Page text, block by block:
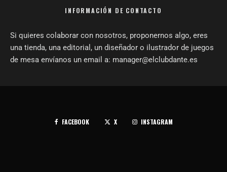
INFORMACIÓN DE CONTACTO
Si quieres colaborar con nosotros, proponernos algo, eres
una tienda, una editorial, un diseñador o ilustrador de juegos
de mesa envíanos un email a: manager@elclubdante.es
FACEBOOK X INSTAGRAM